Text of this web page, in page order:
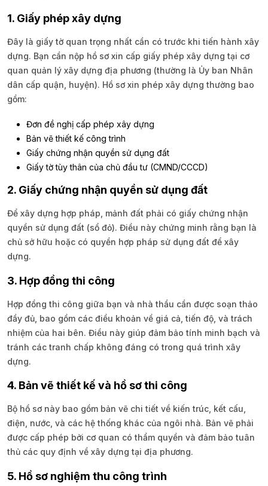
1. Giấy phép xây dựng
Đây là giấy tờ quan trọng nhất cần có trước khi tiến hành xây
dựng. Bạn cần nộp hồ sơ xin cấp giấy phép xây dựng tại cơ
quan quản lý xây dựng địa phương (thường là Ủy ban Nhân
dân cấp quận, huyện). Hồ sơ xin phép xây dựng thường bao
gồm:
Đơn đề nghị cấp phép xây dựng
Bản vẽ thiết kế công trình
Giấy chứng nhận quyền sử dụng đất
Giấy tờ tùy thân của chủ đầu tư (CMND/CCCD)
2. Giấy chứng nhận quyền sử dụng đất
Để xây dựng hợp pháp, mảnh đất phải có giấy chứng nhận
quyền sử dụng đất (sổ đỏ). Điều này chứng minh rằng bạn là
chủ sở hữu hoặc có quyền hợp pháp sử dụng đất để xây
dựng.
3. Hợp đồng thi công
Hợp đồng thi công giữa bạn và nhà thầu cần được soạn thảo
đầy đủ, bao gồm các điều khoản về giá cả, tiến độ, và trách
nhiệm của hai bên. Điều này giúp đảm bảo tính minh bạch và
tránh các tranh chấp không đáng có trong quá trình xây
dựng.
4. Bản vẽ thiết kế và hồ sơ thi công
Bộ hồ sơ này bao gồm bản vẽ chi tiết về kiến trúc, kết cấu,
điện, nước, và các hệ thống khác của ngôi nhà. Bản vẽ phải
được cấp phép bởi cơ quan có thẩm quyền và đảm bảo tuân
thủ các quy định về xây dựng tại địa phương.
5. Hồ sơ nghiệm thu công trình